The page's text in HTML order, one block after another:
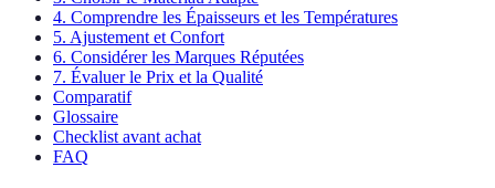
4. Comprendre les Épaisseurs et les Températures
5. Ajustement et Confort
6. Considérer les Marques Réputées
7. Évaluer le Prix et la Qualité
Comparatif
Glossaire
Checklist avant achat
FAQ